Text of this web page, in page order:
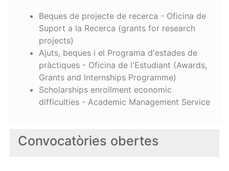
Convocatòries obertes
Beques de projecte de recerca - Oficina de
Suport a la Recerca (grants for research
projects)
Ajuts, beques i el Programa d'estades de
pràctiques - Oficina de l'Estudiant (Awards,
Grants and Internships Programme)
Scholarships enrollment economic
difficulties - Academic Management Service